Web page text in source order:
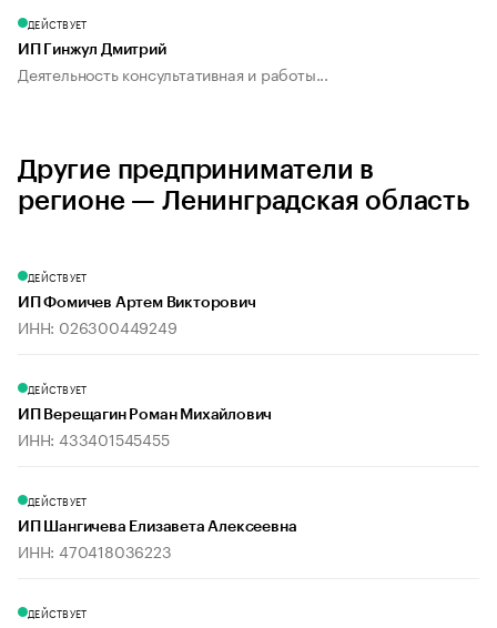
ДЕЙСТВУЕТ
ИП Гинжул Дмитрий
Деятельность консультативная и работы...
Другие предприниматели в
регионе — Ленинградская область
ДЕЙСТВУЕТ
ИП Фомичев Артем Викторович
ИНН: 026300449249
ДЕЙСТВУЕТ
ИП Верещагин Роман Михайлович
ИНН: 433401545455
ДЕЙСТВУЕТ
ИП Шангичева Елизавета Алексеевна
ИНН: 470418036223
ДЕЙСТВУЕТ